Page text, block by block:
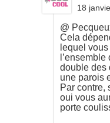
18
@
Cela
lequel
double des
une parois
Par contre,
oui vous
porte